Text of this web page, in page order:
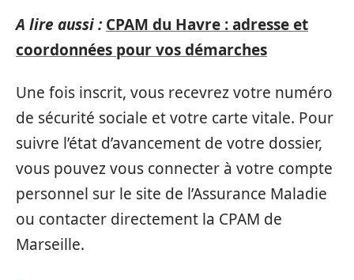
A lire aussi : CPAM du Havre : adresse et
coordonnées pour vos démarches
Une fois inscrit, vous recevrez votre numéro
de sécurité sociale et votre carte vitale. Pour
suivre l’état d’avancement de votre dossier,
vous pouvez vous connecter à votre compte
personnel sur le site de l’Assurance Maladie
ou contacter directement la CPAM de
Marseille.